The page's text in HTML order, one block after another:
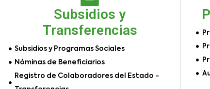
Subsidios y
Transferencias
Subsidios y Programas Sociales
Nóminas de Beneficiarios
Registro de Colaboradores del Estado -